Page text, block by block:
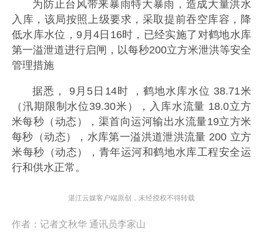
为防止台风带来暴雨特大暴雨，造成大量洪水
入库，该局按照上级要求，采取提前吞空库容，降
低水库水位，9月4日16时，已经实施了对鹤地水库
第一溢泄道进行启闸，以每秒200立方米泄洪等安全
管理措施
据悉， 9月5日14时 ，鹤地水库水位 38.71米
（汛期限制水位39.30米），入库水流量 18.0立方
米每秒（动态），渠首向运河输出水流量19立方米
每秒（动态），水库第一溢洪道泄洪流量 200 立方
米每秒（动态），青年运河和鹤地水库工程安全运
行和供水正常。
湛江云媒客户端原创，未经授权不得转载
作者： 记者文秋华 通讯员李家山